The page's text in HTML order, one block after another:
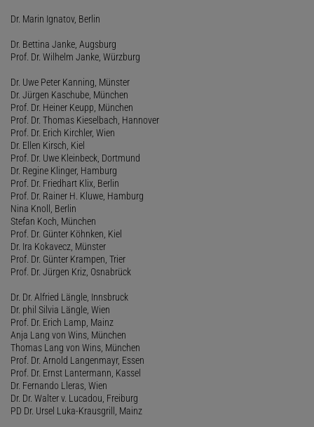
Dr. Marin Ignatov, Berlin
Dr. Bettina Janke, Augsburg
Prof. Dr. Wilhelm Janke, Würzburg
Dr. Uwe Peter Kanning, Münster
Dr. Jürgen Kaschube, München
Prof. Dr. Heiner Keupp, München
Prof. Dr. Thomas Kieselbach, Hannover
Prof. Dr. Erich Kirchler, Wien
Dr. Ellen Kirsch, Kiel
Prof. Dr. Uwe Kleinbeck, Dortmund
Dr. Regine Klinger, Hamburg
Prof. Dr. Friedhart Klix, Berlin
Prof. Dr. Rainer H. Kluwe, Hamburg
Nina Knoll, Berlin
Stefan Koch, München
Prof. Dr. Günter Köhnken, Kiel
Dr. Ira Kokavecz, Münster
Prof. Dr. Günter Krampen, Trier
Prof. Dr. Jürgen Kriz, Osnabrück
Dr. Dr. Alfried Längle, Innsbruck
Dr. phil Silvia Längle, Wien
Prof. Dr. Erich Lamp, Mainz
Anja Lang von Wins, München
Thomas Lang von Wins, München
Prof. Dr. Arnold Langenmayr, Essen
Prof. Dr. Ernst Lantermann, Kassel
Dr. Fernando Lleras, Wien
Dr. Dr. Walter v. Lucadou, Freiburg
PD Dr. Ursel Luka-Krausgrill, Mainz